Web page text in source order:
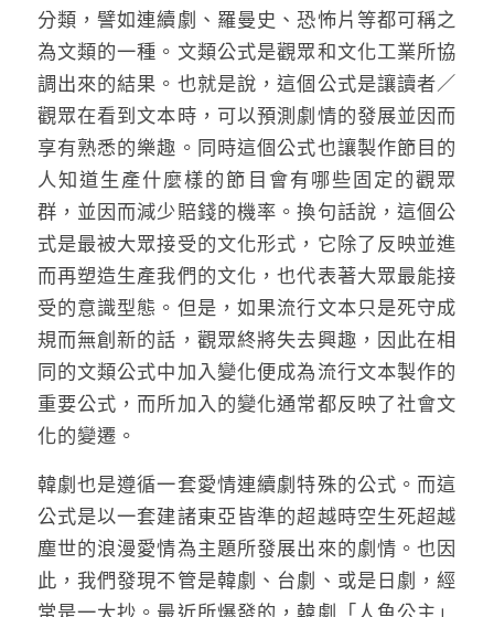
分類，譬如連續劇、羅曼史、恐怖片等都可稱之
為文類的一種。文類公式是觀眾和文化工業所協
調出來的結果。也就是說，這個公式是讓讀者／
觀眾在看到文本時，可以預測劇情的發展並因而
享有熟悉的樂趣。同時這個公式也讓製作節目的
人知道生產什麼樣的節目會有哪些固定的觀眾
群，並因而減少賠錢的機率。換句話說，這個公
式是最被大眾接受的文化形式，它除了反映並進
而再塑造生產我們的文化，也代表著大眾最能接
受的意識型態。但是，如果流行文本只是死守成
規而無創新的話，觀眾終將失去興趣，因此在相
同的文類公式中加入變化便成為流行文本製作的
重要公式，而所加入的變化通常都反映了社會文
化的變遷。
韓劇也是遵循一套愛情連續劇特殊的公式。而這
公式是以一套建諸東亞皆準的超越時空生死超越
塵世的浪漫愛情為主題所發展出來的劇情。也因
此，我們發現不管是韓劇、台劇、或是日劇，經
常是一大抄。最近所爆發的，韓劇「人魚公主」